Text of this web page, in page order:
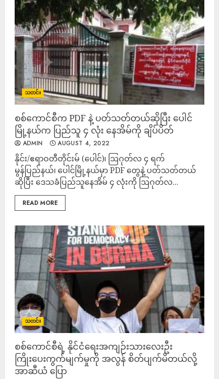
သတင်း
စစ်ကောင်စီက PDF နဲ့ ပတ်သတ်တယ်ဆိုပြီး ပေါင်
မြို့နယ်က ပြည်သူ ၄ လုံး နေအိမ်ကို ချိပ်ပိတ်
ADMIN AUGUST 4, 2022
နိုင်း/ဧရာဝတီတိုင်းမ် (ပေါင်)၊ ဩဂုတ်လ ၄ ရက်
မွန်ပြည်နယ်၊ ပေါင်မြို့နယ်မှာ PDF တွေနဲ့ ပတ်သတ်တယ်
ဆိုပြီး ဒေသခံပြည်သူနေအိမ် ၄ လုံးကို ဩဂုတ်လ...
READ MORE
သတင်း
စစ်ကောင်စီရဲ့ နိုင်ငံရေးအကျဉ်းသားလေးဦး
ကြိုးပေးကွက်မျက်မှုကို အလွန် စိတ်ပျက်မိတယ်လို့
အာဆီယံ ပြော